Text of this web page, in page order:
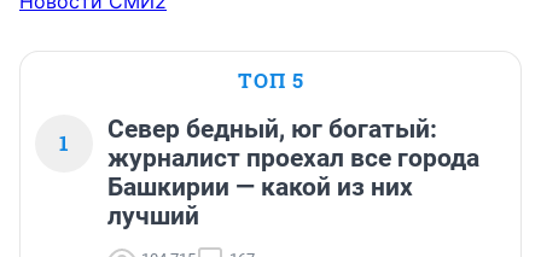
ТОП 5
1
Север бедный, юг богатый:
журналист проехал все города
Башкирии — какой из них
лучший